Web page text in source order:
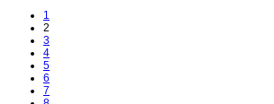
1
2
3
4
5
6
7